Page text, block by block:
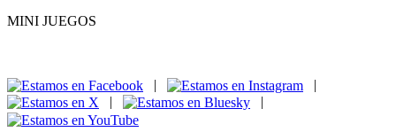
MINI JUEGOS
|
|
|
|